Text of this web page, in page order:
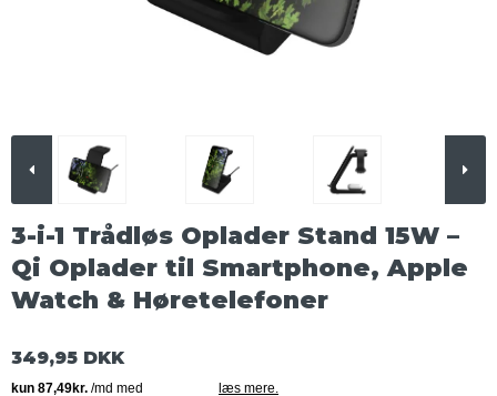
3-i-1 Trådløs Oplader Stand 15W –
Qi Oplader til Smartphone, Apple
Watch & Høretelefoner
349,95 DKK